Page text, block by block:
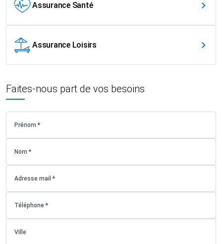
Assurance Santé
Assurance Loisirs
Faites-nous part de vos besoins